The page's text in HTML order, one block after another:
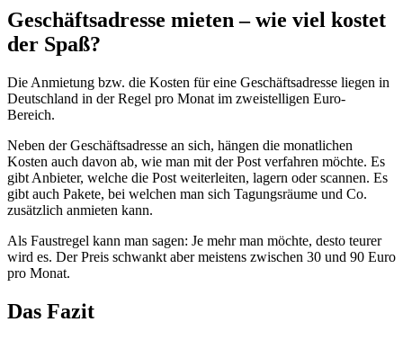
Geschäftsadresse mieten – wie viel kostet
der Spaß?
Die Anmietung bzw. die Kosten für eine Geschäftsadresse liegen in
Deutschland in der Regel pro Monat im zweistelligen Euro-
Bereich.
Neben der Geschäftsadresse an sich, hängen die monatlichen
Kosten auch davon ab, wie man mit der Post verfahren möchte. Es
gibt Anbieter, welche die Post weiterleiten, lagern oder scannen. Es
gibt auch Pakete, bei welchen man sich Tagungsräume und Co.
zusätzlich anmieten kann.
Als Faustregel kann man sagen: Je mehr man möchte, desto teurer
wird es. Der Preis schwankt aber meistens zwischen 30 und 90 Euro
pro Monat.
Das Fazit